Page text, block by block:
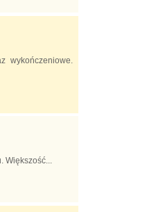
wykończeniowe.
Większość...